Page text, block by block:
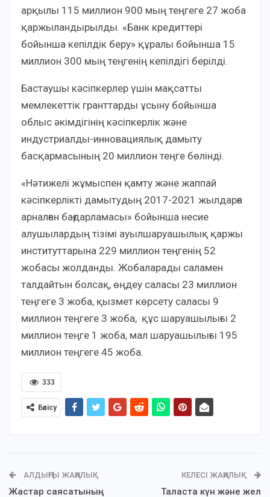
арқылы 115 миллион 900 мың теңгеге 27 жоба
қаржыландырылды. «Банк кредиттері
бойынша кепілдік беру» құралы бойынша 15
миллион 300 мың теңгенің кепілдігі берілді.
Бастаушы кәсіпкерлер үшін мақсатты
мемлекеттік гранттарды ұсыну бойынша
облыс әкімдігінің кәсіпкерлік және
индустриалды-инновациялық дамыту
басқармасының 20 миллион теңге бөлінді.
«Нәтижелі жұмыспен қамту және жаппай
кәсіпкерлікті дамытудың 2017-2021 жылдарға
арналған бағдарламасы» бойынша несие
алушылардың тізімі ауылшаруашылық қаржы
институттарына 229 миллион теңгенің 52
жобасы жолданды. Жобаларады саламен
талдайтын болсақ, өңдеу саласы 23 миллион
теңгеге 3 жоба, қызмет көрсету саласы 9
миллион теңгеге 3 жоба, құс шаруашылығы 2
миллион теңге 1 жоба, мал шаруашылығы 195
миллион теңгеге 45 жоба.
333
Бөлісу
АЛДЫҢҒЫ ЖАҢАЛЫҚ
Жастар саясатының
КЕЛЕСІ ЖАҢАЛЫҚ
Таласта күн және жел